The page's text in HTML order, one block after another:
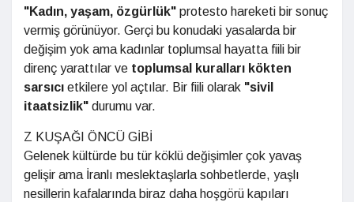
"Kadın, yaşam, özgürlük" protesto hareketi bir sonuç
vermiş görünüyor. Gerçi bu konudaki yasalarda bir
değişim yok ama kadınlar toplumsal hayatta fiili bir
direnç yarattılar ve toplumsal kuralları kökten
sarsıcı etkilere yol açtılar. Bir fiili olarak "sivil
itaatsizlik" durumu var.
Z KUŞAĞI ÖNCÜ GİBİ
Gelenek kültürde bu tür köklü değişimler çok yavaş
gelişir ama İranlı meslektaşlarla sohbetlerde, yaşlı
nesillerin kafalarında biraz daha hoşgörü kapıları